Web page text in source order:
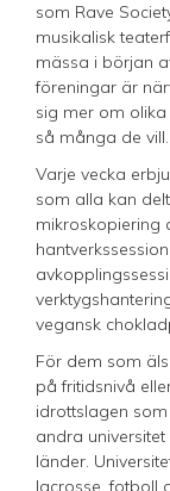
som Rave
musikalisk
mässa i början
föreningar är
sig mer om
så många de vill.
Varje vecka
som alla kan
mikroskopiering
vegansk
För dem som
på fritidsnivå
idrottslagen
andra
länder.
lacrosse, fotboll